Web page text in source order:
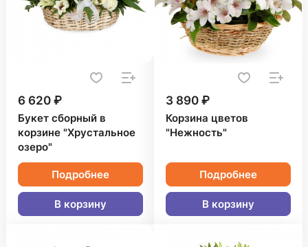
6 620 ₽
Букет сборный в
корзине "Хрустальное
озеро"
Подробнее
В корзину
3 890 ₽
Корзина цветов
"Нежность"
Подробнее
В корзину